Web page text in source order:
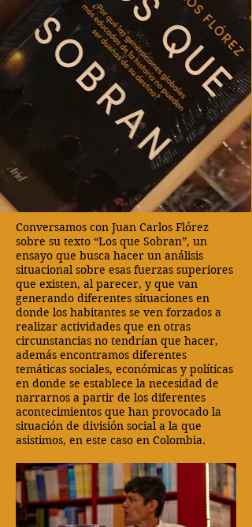
Conversamos con Juan Carlos Flórez
sobre su texto “Los que Sobran”, un
ensayo que busca hacer un análisis
situacional sobre esas fuerzas superiores
que existen, al parecer, y que van
generando diferentes situaciones en
donde los habitantes se ven forzados a
realizar actividades que en otras
circunstancias no tendrían que hacer,
además encontramos diferentes
temáticas sociales, económicas y políticas
en donde se establece la necesidad de
narrarnos a partir de los diferentes
acontecimientos que han provocado la
situación de división social a la que
asistimos, en este caso en Colombia.